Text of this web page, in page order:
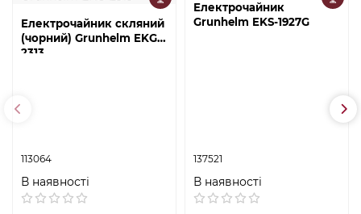
Електрочайник скляний
(чорний) Grunhelm EKG-
2313
113064
В наявності
Електрочайник
Grunhelm EKS-1927G
137521
В наявності